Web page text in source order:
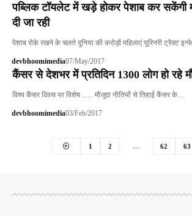
पब्लिक टॉयलेट में खड़े होकर पेशाब कर सकेंगी
दी जा रही
पेशाब रोके रखने के चलते दुनिया की करोड़ों महिलाएं यूरिनरी ट्रैक्ट
devbhoomimedia07/May/2017
कैंसर से देशभर में प्रतिदिन 1300 लोग हो रहे
विश्व कैंसर दिवस पर विशेष ...... मौजूदा नीतियों से तिहाई कैंसर के…
devbhoomimedia03/Feb/2017
1 2 … 62 63